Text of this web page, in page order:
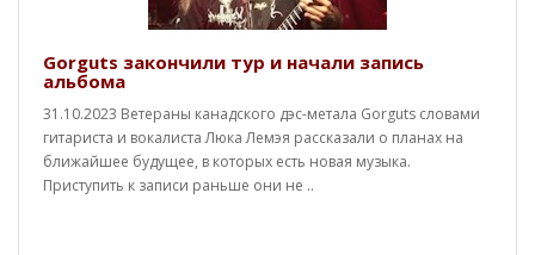
Gorguts закончили тур и начали запись
альбома
31.10.2023 Ветераны канадского дэс-метала Gorguts словами
гитариста и вокалиста Люка Лемэя рассказали о планах на
ближайшее будущее, в которых есть новая музыка.
Приступить к записи раньше они не ..